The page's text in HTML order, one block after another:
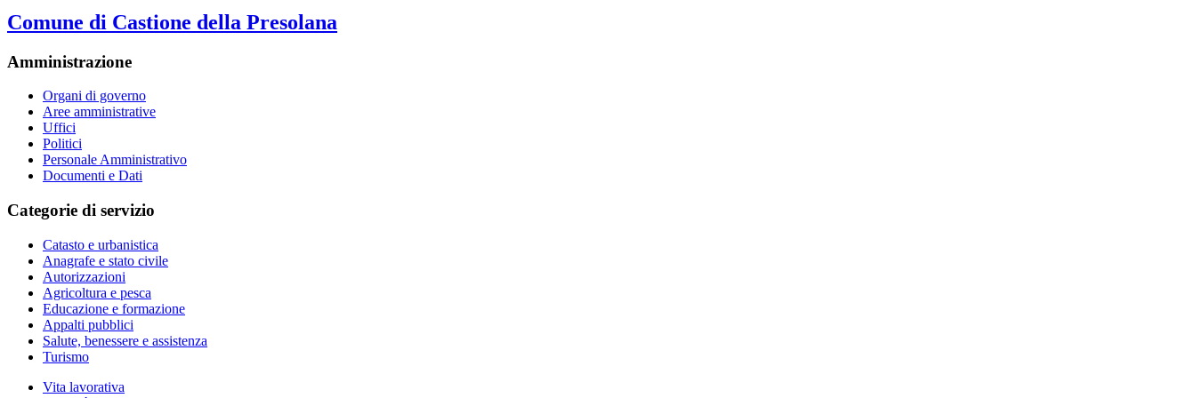
Comune di Castione della Presolana
Amministrazione
Organi di governo
Aree amministrative
Uffici
Politici
Personale Amministrativo
Documenti e Dati
Categorie di servizio
Catasto e urbanistica
Anagrafe e stato civile
Autorizzazioni
Agricoltura e pesca
Educazione e formazione
Appalti pubblici
Salute, benessere e assistenza
Turismo
Vita lavorativa